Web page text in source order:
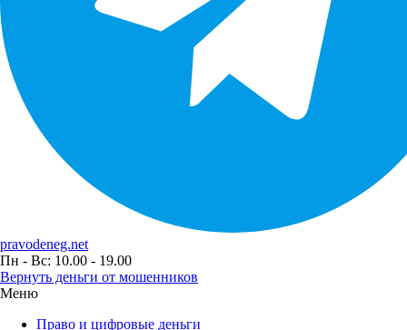
pravodeneg.net
Пн - Вс: 10.00 - 19.00
Вернуть деньги от мошенников
Меню
Право и цифровые деньги